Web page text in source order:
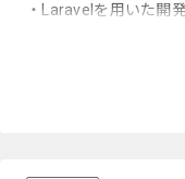
・Laravelを用いた開